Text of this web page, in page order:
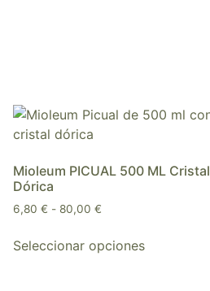
Mioleum PICUAL 500 ML Cristal
Dórica
6,80€ - 80,00€
Seleccionar opciones